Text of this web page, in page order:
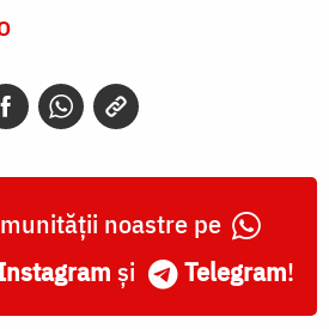
noastre pe
și Telegram!